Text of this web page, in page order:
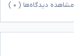
مشاهده دیدگاه‌ها ( ۰